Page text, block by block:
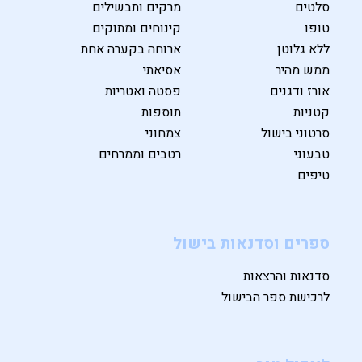
סלטים
מרקים ותבשילים
טופו
קינוחים ומתוקים
ללא גלוטן
ארוחה בקערה אחת
ממש מהיר
אסיאתי
אורז ודגנים
פסטה ואטריות
קטניות
תוספות
סרטוני בישול
צמחוני
טבעוני
רטבים וממרחים
טיפים
ספרים וסדנאות בישול
סדנאות והרצאות
לרכישת ספר הבישול